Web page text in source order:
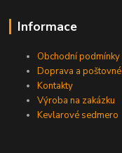
Informace
Obchodní podmínky
Doprava a poštovné
Kontakty
Výroba na zakázku
Kevlarové sedmero